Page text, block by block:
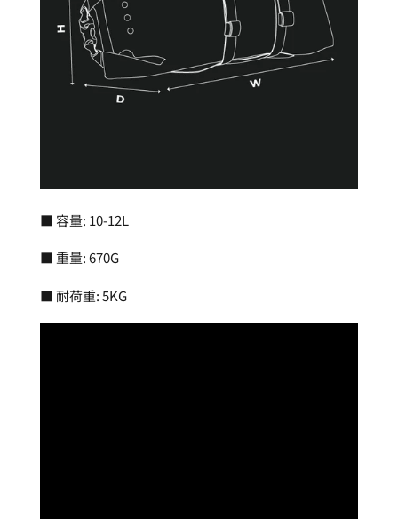
■ 容量: 10-12L
■ 重量: 670G
■ 耐荷重: 5KG